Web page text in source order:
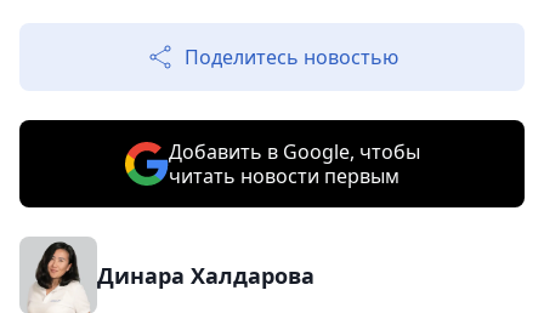
Поделитесь новостью
Добавить в Google, чтобы
читать новости первым
Динара Халдарова